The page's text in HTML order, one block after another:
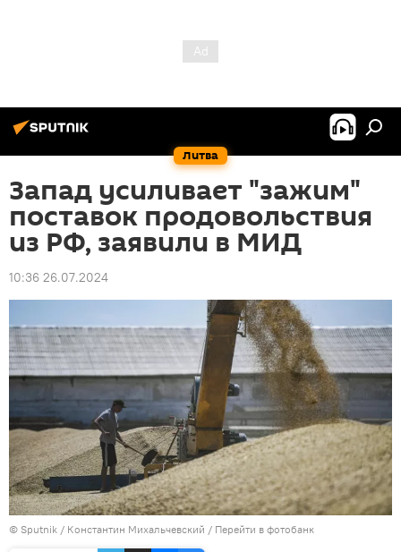
Литва
Запад усиливает "зaжим"
поставок продовольствия
из РФ, заявили в МИД
10:36 26.07.2024
© Sputnik / Константин Михальчевский / Перейти в фотобанк